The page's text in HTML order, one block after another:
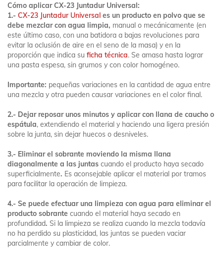
Cómo aplicar CX-23 Juntadur Universal:
1.- CX-23 Juntadur Universal es un producto en polvo que se
debe mezclar con agua limpia, manual o mecánicamente (en
este último caso, con una batidora a bajas revoluciones para
evitar la oclusión de aire en el seno de la masa) y en la
proporción que indica su ficha técnica. Se amasa hasta lograr
una pasta espesa, sin grumos y con color homogéneo.
Importante: pequeñas variaciones en la cantidad de agua entre
una mezcla y otra pueden causar variaciones en el color final.
2.- Dejar reposar unos minutos y aplicar con llana de caucho o
espátula, extendiendo el material y haciendo una ligera presión
sobre la junta, sin dejar huecos o desniveles.
3.- Eliminar el sobrante moviendo la misma llana
diagonalmente a las juntas cuando el producto haya secado
superficialmente. Es aconsejable aplicar el material por tramos
para facilitar la operación de limpieza.
4.- Se puede efectuar una limpieza con agua para eliminar el
producto sobrante cuando el material haya secado en
profundidad. Si la limpieza se realiza cuando la mezcla todavía
no ha perdido su plasticidad, las juntas se pueden vaciar
parcialmente y cambiar de color.